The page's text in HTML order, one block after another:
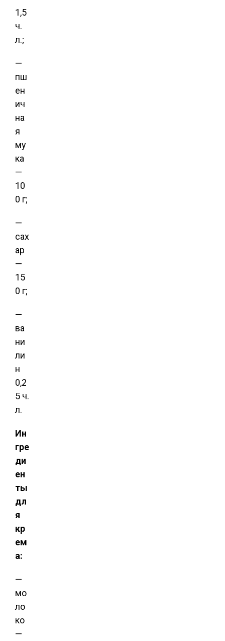
1,5
ч.
л.;
—
пш
ен
ич
на
я
му
ка
—
10
0 г;
—
сах
ар
—
15
0 г;
—
ва
ни
ли
н
0,2
5 ч.
л.
Ин
гре
ди
ен
ты
дл
я
кр
ем
а:
—
мо
ло
ко
—